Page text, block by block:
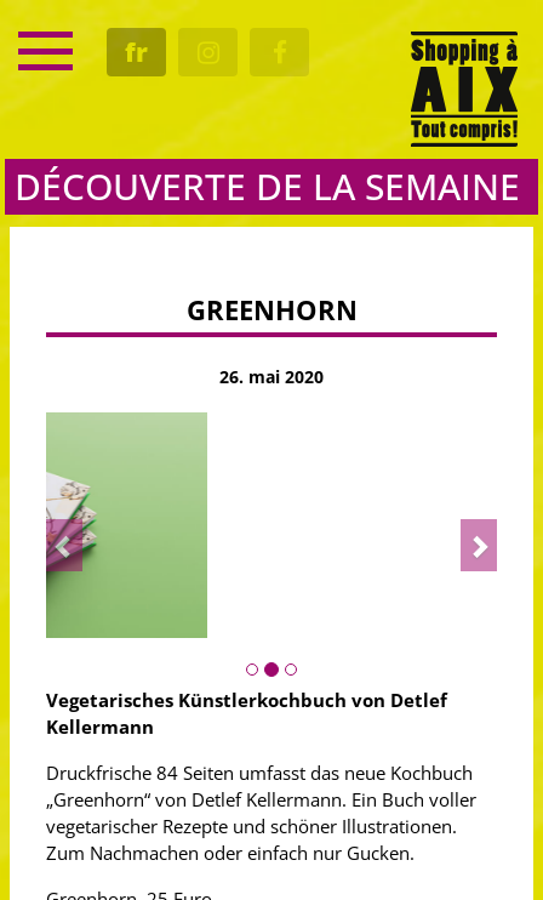
fr
SERVICE
RENDEZ-VOUS
DÉCOUVERTE DE LA SEMAINE
GREENHORN
26. mai 2020
Previous Next
Vegetarisches Künstlerkochbuch von Detlef
Kellermann
Druckfrische 84 Seiten umfasst das neue Kochbuch
„Greenhorn“ von Detlef Kellermann. Ein Buch voller
vegetarischer Rezepte und schöner Illustrationen.
Zum Nachmachen oder einfach nur Gucken.